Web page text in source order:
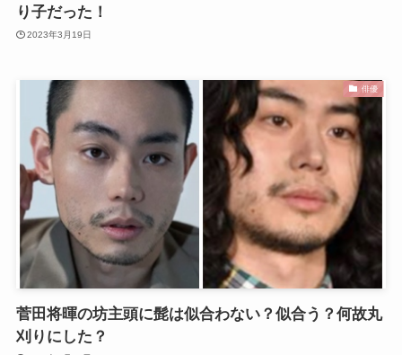
り子だった！
2023年3月19日
俳優
菅田将暉の坊主頭に髭は似合わない？似合う？何故丸
刈りにした？